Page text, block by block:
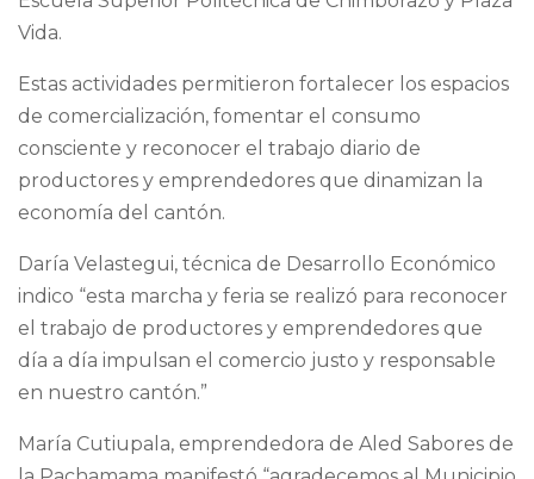
Vida.
Estas actividades permitieron fortalecer los espacios
de comercialización, fomentar el consumo
consciente y reconocer el trabajo diario de
productores y emprendedores que dinamizan la
economía del cantón.
Daría Velastegui, técnica de Desarrollo Económico
indico “esta marcha y feria se realizó para reconocer
el trabajo de productores y emprendedores que
día a día impulsan el comercio justo y responsable
en nuestro cantón.”
María Cutiupala, emprendedora de Aled Sabores de